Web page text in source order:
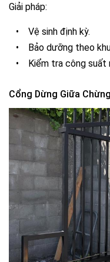
Giải pháp:
• Vệ sinh định kỳ.
• Bảo dưỡng theo
• Kiểm tra công suất
Cổng Dừng Giữa Chừng